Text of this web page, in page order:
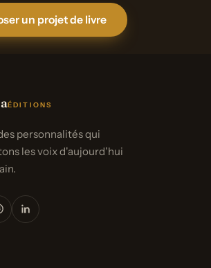
un projet de livre
ÉDITIONS
personnalités qui
les voix d'aujourd'hui